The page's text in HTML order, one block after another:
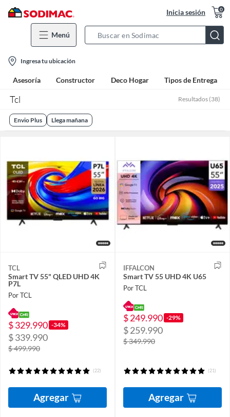
Inicia sesión 0
Menú
Bar
location-
icon
Ingresa tu ubicación
Asesoría Constructor Deco Hogar Tipos de Entrega
Tcl Resultados (38)
Envio Plus Llega mañana
TCL
Smart TV 55" QLED UHD 4K
P7L
Por TCL
$ 329.990 -34%
$ 339.990
$ 499.990
(22)
Agregar
IFFALCON
Smart TV 55 UHD 4K U65
Por TCL
$ 249.990 -29%
$ 259.990
$ 349.990
(21)
Agregar